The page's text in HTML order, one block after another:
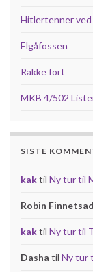
Hitlertenner ved
Elgåfossen
Rakke fort
MKB 4/502
SISTE
kaktil Ny tur til
Robin Finnetsad
kaktil Ny tur til
Dasha til Ny tur